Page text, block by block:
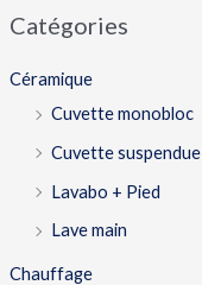
Catégories
Céramique
Cuvette monobloc
Cuvette suspendue
Lavabo + Pied
Lave main
Chauffage